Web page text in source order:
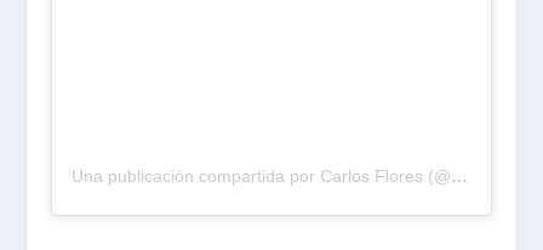
Una publicación compartida por Carlos Flores (@cafloresva)